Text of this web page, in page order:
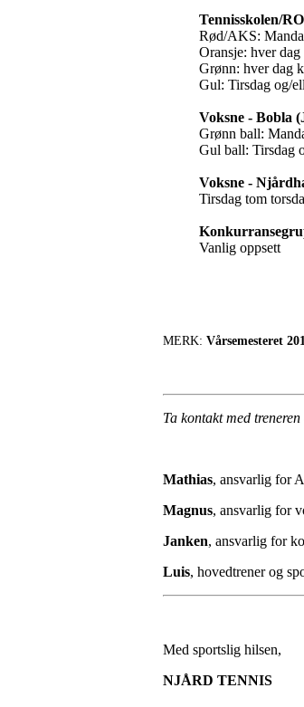
Tennisskolen/
Rød/AKS:
Oransje: hver
Grønn: hver dag
Gul: Tirsdag og/
Voksne - Bobla
Grønn ball:
Gul ball: Tirsdag
Voksne -
Tirsdag tom
Vanlig oppsett
MERK: Vårsemesteret
Ta kontakt med
Mathias, ansvarlig for
Magnus, ansvarlig for
Janken, ansvarlig for
Luis, hovedtrener og
Med sportslig hilsen,
NJÅRD TENNIS